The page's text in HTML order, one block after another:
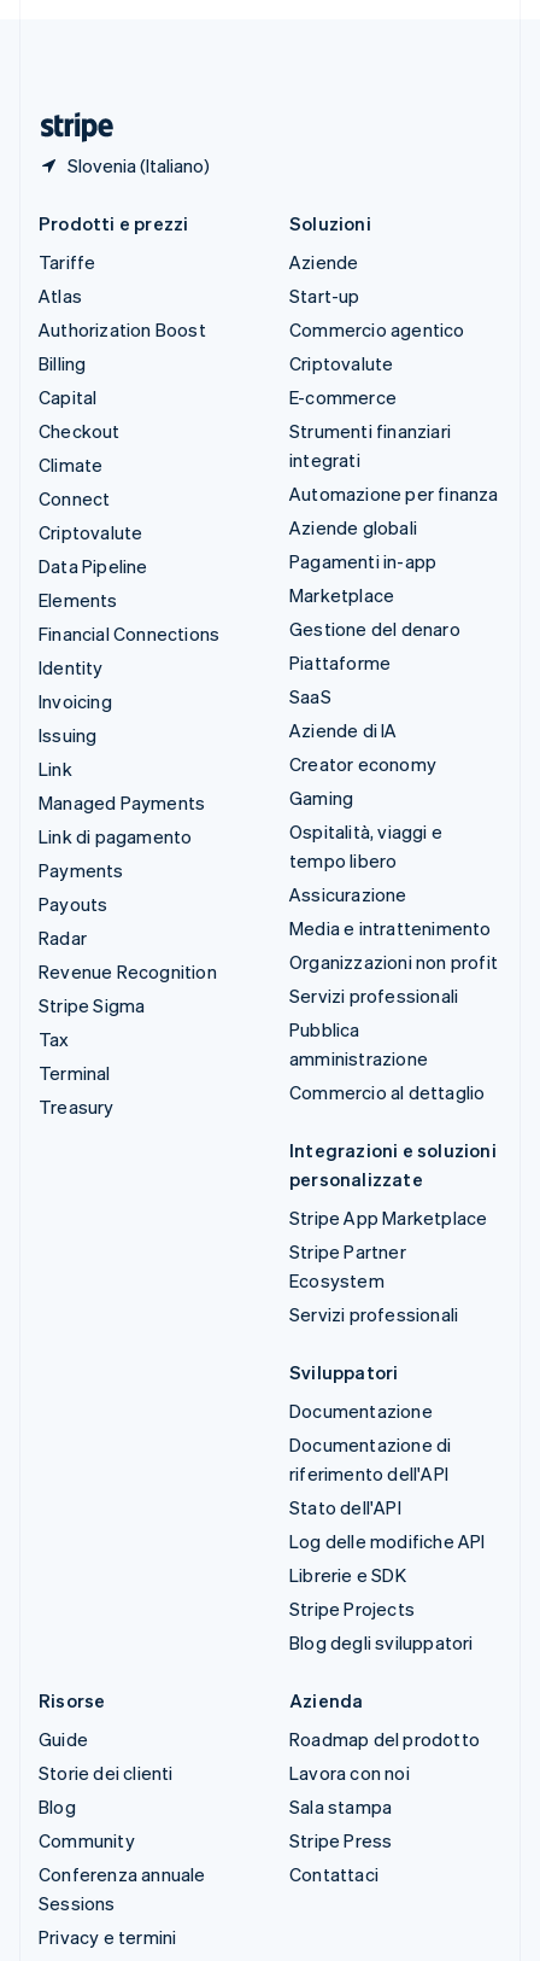
Slovenia (Italiano)
Prodotti e prezzi
Tariffe
Atlas
Authorization Boost
Billing
Capital
Checkout
Climate
Connect
Criptovalute
Data Pipeline
Elements
Financial Connections
Identity
Invoicing
Issuing
Link
Managed Payments
Link di pagamento
Payments
Payouts
Radar
Revenue Recognition
Stripe Sigma
Tax
Terminal
Treasury
Soluzioni
Aziende
Start-up
Commercio agentico
Criptovalute
E-commerce
Strumenti finanziari
integrati
Automazione per finanza
Aziende globali
Pagamenti in-app
Marketplace
Gestione del denaro
Piattaforme
SaaS
Aziende di IA
Creator economy
Gaming
Ospitalità, viaggi e
tempo libero
Assicurazione
Media e intrattenimento
Organizzazioni non profit
Servizi professionali
Pubblica
amministrazione
Commercio al dettaglio
Integrazioni e soluzioni
personalizzate
Stripe App Marketplace
Stripe Partner
Ecosystem
Servizi professionali
Sviluppatori
Documentazione
Documentazione di
riferimento dell'API
Stato dell'API
Log delle modifiche API
Librerie e SDK
Stripe Projects
Blog degli sviluppatori
Risorse
Guide
Storie dei clienti
Blog
Community
Conferenza annuale
Sessions
Privacy e termini
Azienda
Roadmap del prodotto
Lavora con noi
Sala stampa
Stripe Press
Contattaci